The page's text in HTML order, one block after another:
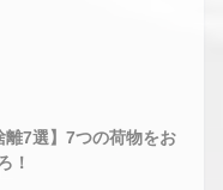
離7選】7つの荷物をお
！